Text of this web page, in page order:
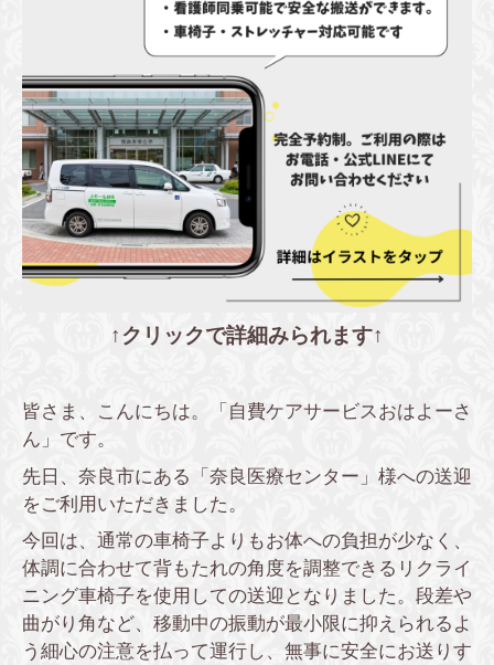
↑クリックで詳細みられます↑
皆さま、こんにちは。「自費ケアサービスおはよーさ
ん」です。
先日、奈良市にある「奈良医療センター」様への送迎
をご利用いただきました。
今回は、通常の車椅子よりもお体への負担が少なく、
体調に合わせて背もたれの角度を調整できるリクライ
ニング車椅子を使用しての送迎となりました。段差や
曲がり角など、移動中の振動が最小限に抑えられるよ
う細心の注意を払って運行し、無事に安全にお送りす